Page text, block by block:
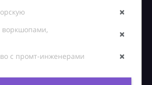
воркшопами,
с промт-инженерами